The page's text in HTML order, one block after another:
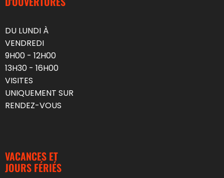
DU LUNDI À
VENDREDI
9H00 - 12H00
13H30 - 16H00
VISITES
UNIQUEMENT SUR
RENDEZ-VOUS
VACANCES ET
JOURS FÉRIÉS